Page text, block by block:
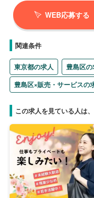
WEB応募する
関連条件
東京都の求人 豊島区の
豊島区×販売・サービスの
この求人を見ている人は